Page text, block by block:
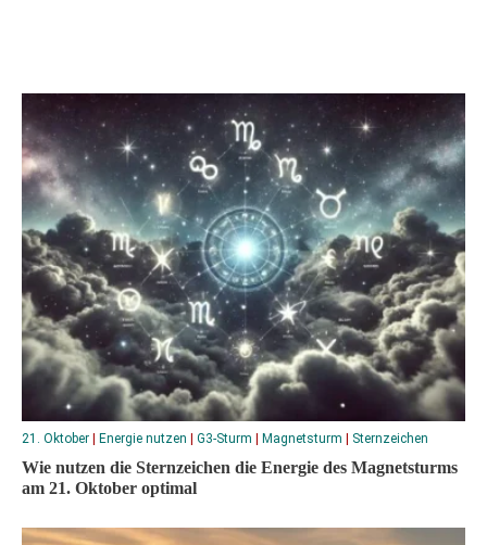
21. Oktober | Energie nutzen | G3-Sturm | Magnetsturm | Sternzeichen
Wie nutzen die Sternzeichen die Energie des Magnetsturms
am 21. Oktober optimal